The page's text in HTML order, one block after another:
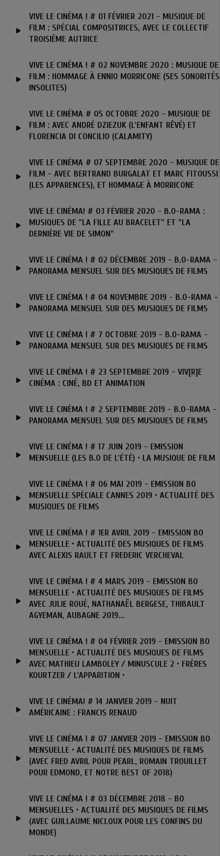
VIVE LE CINÉMA ! # 01 FÉVRIER 2021 - MUSIQUE DE
FILM : SPÉCIAL COMPOSITRICES, AVEC LE COLLECTIF
TROISIÈME AUTRICE
VIVE LE CINÉMA ! # 02 NOVEMBRE 2020 : MUSIQUE DE
FILM : HOMMAGE À ENNIO MORRICONE (SES SONORITÉS
INSOLITES)
VIVE LE CINÉMA # 05 OCTOBRE 2020 - MUSIQUE DE
FILM : AVEC ANDRÉ DZIEZUK (L'ENFANT RÊVÉ) ET
FLORENCIA DI CONCILIO (CALAMITY)
VIVE LE CINÉMA # 07 SEPTEMBRE 2020 - MUSIQUE DE
FILM - AVEC BERTRAND BURGALAT ET MARC FITOUSSI
(LES APPARENCES), ET HOMMAGE À MORRICONE
VIVE LE CINÉMA! # 03 FÉVRIER 2020 - B.O-RAMA :
MUSIQUES DE "LA FILLE AU BRACELET" ET "LA
DERNIÈRE VIE DE SIMON"
VIVE LE CINÉMA ! # 02 DÉCEMBRE 2019 - B.O-RAMA -
PANORAMA MENSUEL SUR DES MUSIQUES DE FILMS
VIVE LE CINÉMA ! # 04 NOVEMBRE 2019 - B.O-RAMA -
PANORAMA MENSUEL SUR DES MUSIQUES DE FILMS
VIVE LE CINÉMA ! # 7 OCTOBRE 2019 - B.O-RAMA -
PANORAMA MENSUEL SUR DES MUSIQUES DE FILMS
VIVE LE CINÉMA ! # 23 SEPTEMBRE 2019 - VIV[R]E
CINÉMA : CINÉ, BD ET ANIMATION
VIVE LE CINÉMA ! # 2 SEPTEMBRE 2019 - B.O-RAMA -
PANORAMA MENSUEL SUR DES MUSIQUES DE FILMS
VIVE LE CINÉMA ! # 17 JUIN 2019 - EMISSION
MENSUELLE (LES B.O DE L'ÉTÉ) • LA MUSIQUE DE FILM
VIVE LE CINÉMA ! # 06 MAI 2019 - EMISSION BO
MENSUELLE SPÉCIALE CANNES 2019 • ACTUALITÉ DES
MUSIQUES DE FILMS
VIVE LE CINÉMA ! # 1ER AVRIL 2019 - EMISSION BO
MENSUELLE • ACTUALITÉ DES MUSIQUES DE FILMS
AVEC ALEXIS RAULT ET FREDERIC VERCHEVAL
VIVE LE CINÉMA ! # 4 MARS 2019 - EMISSION BO
MENSUELLE • ACTUALITÉ DES MUSIQUES DE FILMS
AVEC JULIE ROUÉ, NATHANAËL BERGESE, THIBAULT
AGYEMAN, AUBAGNE 2019...
VIVE LE CINÉMA ! # 04 FÉVRIER 2019 - EMISSION BO
MENSUELLE • ACTUALITÉ DES MUSIQUES DE FILMS
AVEC MATHIEU LAMBOLEY / MINUSCULE 2 • FRÈRES
KOURTZER / L'APPARITION •
VIVE LE CINÉMA! # 14 JANVIER 2019 - NUIT
AMÉRICAINE : FRANCIS RENAUD
VIVE LE CINÉMA ! # 07 JANVIER 2019 - EMISSION BO
MENSUELLE • ACTUALITÉ DES MUSIQUES DE FILMS
(AVEC FRED AVRIL POUR PEARL, ROMAIN TROUILLET
POUR EDMOND, ET NOTRE BEST OF 2018)
VIVE LE CINÉMA ! # 03 DÉCEMBRE 2018 - BO
MENSUELLES • ACTUALITÉ DES MUSIQUES DE FILMS
(AVEC GUILLAUME NICLOUX POUR LES CONFINS DU
MONDE)